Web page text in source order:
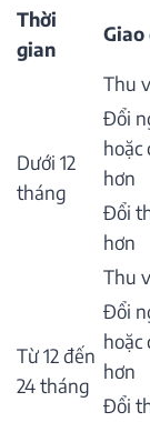
Thời
gian
Giao
Dưới 12
tháng
Thu
Đổi
hoặc
hơn
Đổi
hơn
Từ 12 đến
24 tháng
Thu
Đổi
hoặc
hơn
Đổi